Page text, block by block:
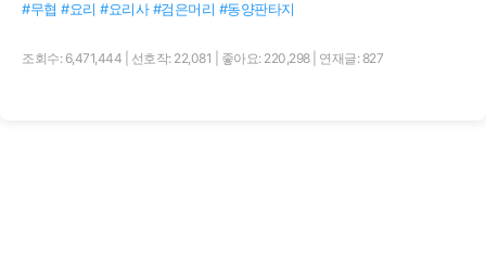
#무협 #요리 #요리사 #검은머리 #동양판타지
조회수: 6,471,444 선호작: 22,081 좋아요: 220,298 연재글: 827